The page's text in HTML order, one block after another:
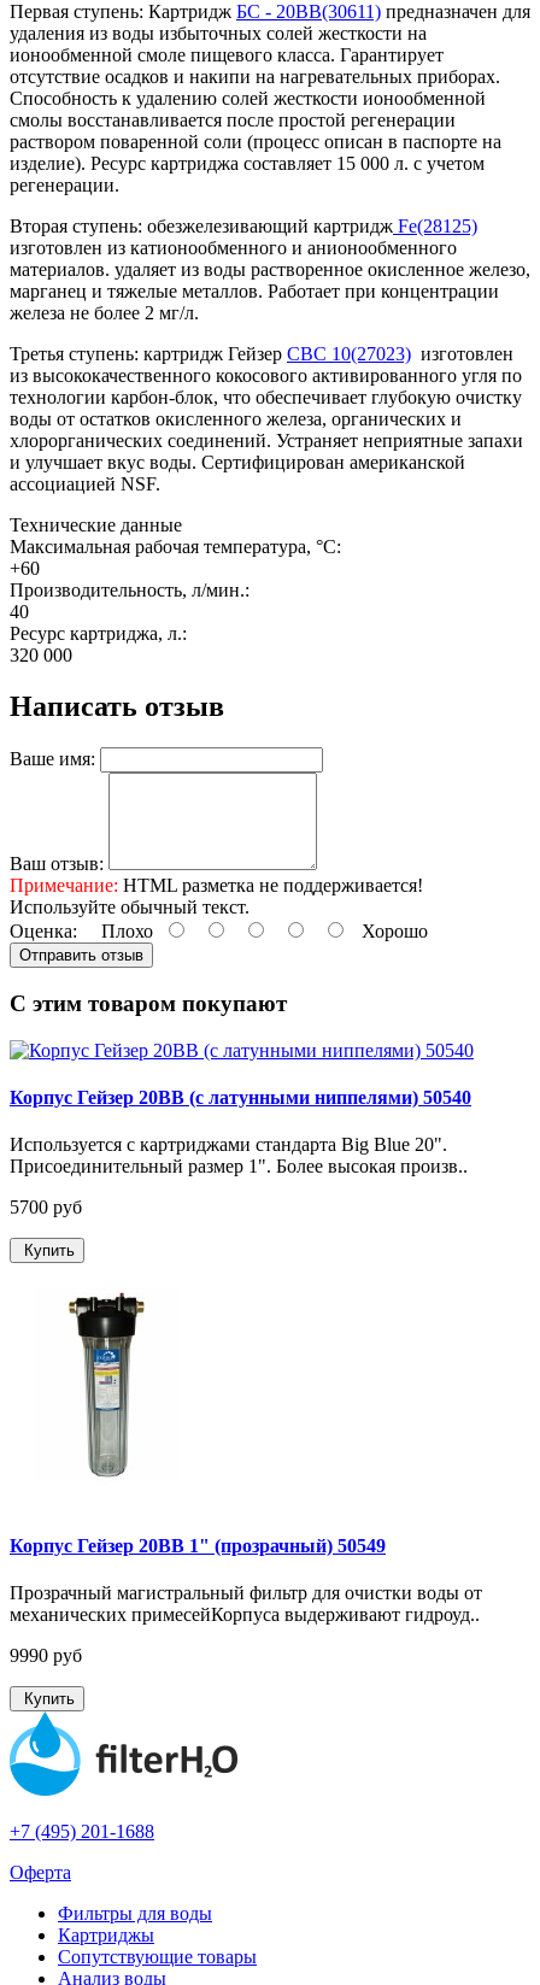
Первая ступень: Картридж БС - 20BВ(30611) предназначен для
удаления из воды избыточных солей жесткости на
ионообменной смоле пищевого класса. Гарантирует
отсутствие осадков и накипи на нагревательных приборах.
Способность к удалению солей жесткости ионообменной
смолы восстанавливается после простой регенерации
раствором поваренной соли (процесс описан в паспорте на
изделие). Ресурс картриджа составляет 15 000 л. с учетом
регенерации.
Вторая ступень: обезжелезивающий картридж Fe(28125)
изготовлен из катионообменного и анионообменного
материалов. удаляет из воды растворенное окисленное железо,
марганец и тяжелые металлов. Работает при концентрации
железа не более 2 мг/л.
Третья ступень: картридж Гейзер СВС 10(27023) изготовлен
из высококачественного кокосового активированного угля по
технологии карбон-блок, что обеспечивает глубокую очистку
воды от остатков окисленного железа, органических и
хлорорганических соединений. Устраняет неприятные запахи
и улучшает вкус воды. Сертифицирован американской
ассоциацией NSF.
Технические данные
Максимальная рабочая температура, °C:
+60
Производительность, л/мин.:
40
Ресурс картриджа, л.:
320 000
Написать отзыв
Ваше имя:
Ваш отзыв:
Примечание: HTML разметка не поддерживается!
Используйте обычный текст.
Оценка: Плохо Хорошо
Отправить отзыв
С этим товаром покупают
Корпус Гейзер 20BB (с латунными ниппелями) 50540
Используется с картриджами стандарта Big Blue 20".
Присоединительный размер 1". Более высокая произв..
5700 руб
Купить
Корпус Гейзер 20BB 1" (прозрачный) 50549
Прозрачный магистральный фильтр для очистки воды от
механических примесейКорпуса выдерживают гидроуд..
9990 руб
Купить
+7 (495) 201-1688
Оферта
Фильтры для воды
Картриджы
Сопутствующие товары
Анализ воды